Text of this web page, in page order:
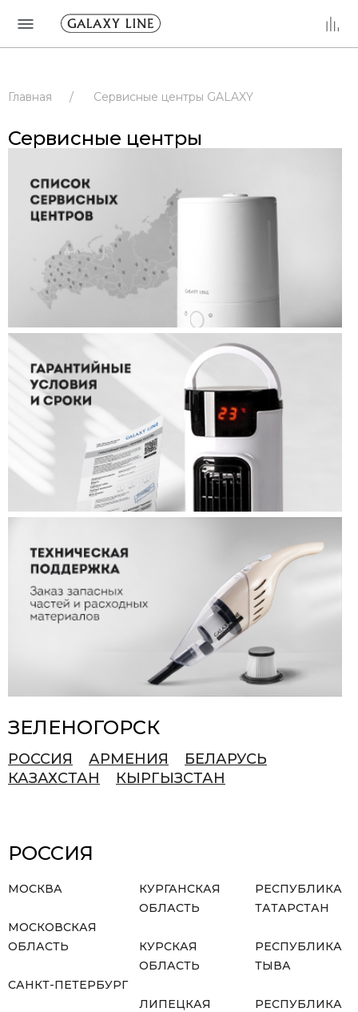
Главная / Сервисные центры GALAXY
Сервисные центры
ЗЕЛЕНОГОРСК
РОССИЯ АРМЕНИЯ
БЕЛАРУСЬ
КАЗАХСТАН
КЫРГЫЗСТАН
РОССИЯ
МОСКВА
МОСКОВСКАЯ
ОБЛАСТЬ
САНКТ-ПЕТЕРБУРГ
КУРГАНСКАЯ
ОБЛАСТЬ
КУРСКАЯ
ОБЛАСТЬ
ЛИПЕЦКАЯ
РЕСПУБЛИКА
ТАТАРСТАН
РЕСПУБЛИКА
ТЫВА
РЕСПУБЛИКА